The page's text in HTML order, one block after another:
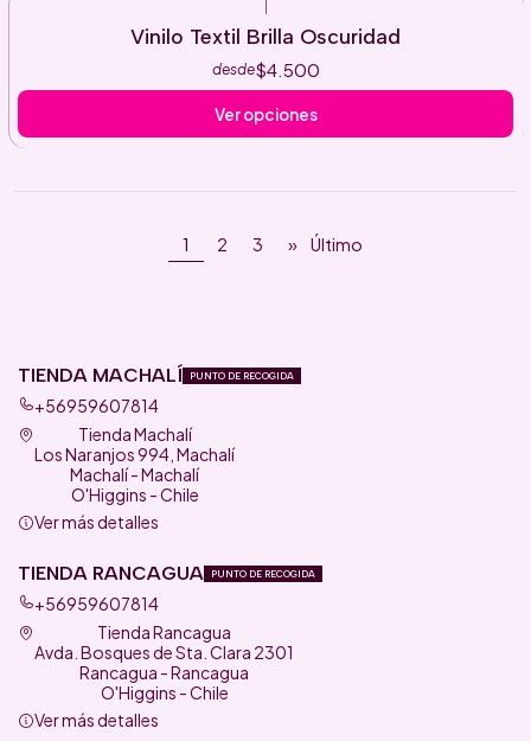
Vinilo Textil Brilla Oscuridad
desde$4.500
Ver opciones
1 2 3 » Último
TIENDA MACHALÍ PUNTO DE RECOGIDA
+56959607814
Tienda Machalí
Los Naranjos 994, Machalí
Machalí - Machalí
O'Higgins - Chile
Ver más detalles
TIENDA RANCAGUA PUNTO DE RECOGIDA
+56959607814
Tienda Rancagua
Avda. Bosques de Sta. Clara 2301
Rancagua - Rancagua
O'Higgins - Chile
Ver más detalles